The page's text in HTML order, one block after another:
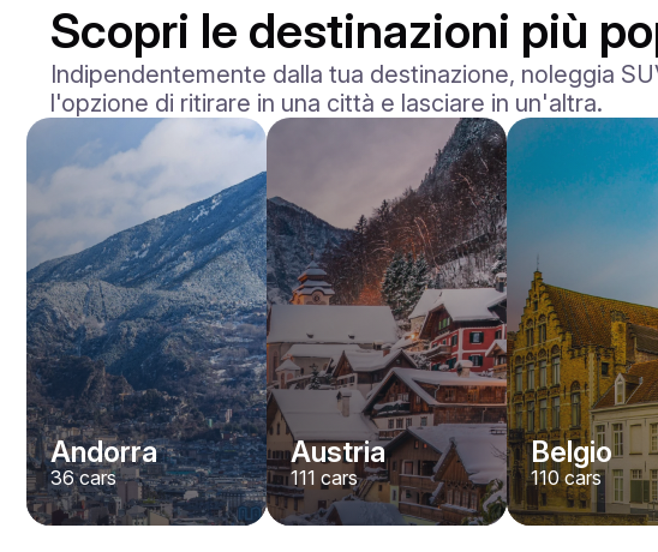
Scopri le destinazioni più
Indipendentemente dalla tua destinazione, noleggia
l'opzione di ritirare in una città e lasciare in un'altra.
Andorra
36cars
Austria
111 cars
Belgio
110cars